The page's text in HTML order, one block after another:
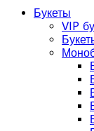
Букеты
VIP